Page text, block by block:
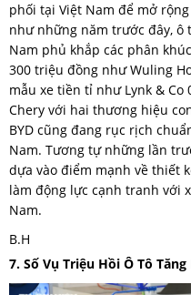
phối tại Việt Nam để mở
như những năm trước đây, ô
Nam phủ khắp các phân
300 triệu đồng như Wuling
mẫu xe tiền tỉ như Lynk &
Chery với hai thương hiệu
BYD cũng đang rục rịch
Nam. Tương tự những lần
dựa vào điểm mạnh về thiết
làm động lực cạnh tranh với
Nam.
B.H
7. Số Vụ Triệu Hồi Ô Tô Tăng